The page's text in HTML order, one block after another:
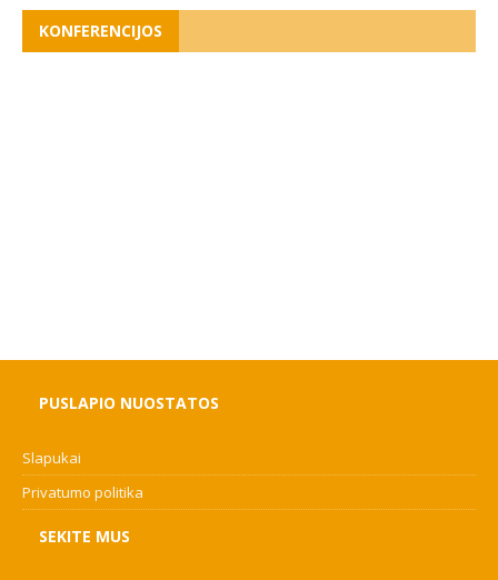
KONFERENCIJOS
PUSLAPIO NUOSTATOS
Slapukai
Privatumo politika
SEKITE MUS